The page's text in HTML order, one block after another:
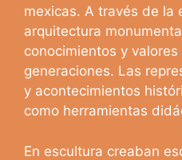
mexicas. A través de la
arquitectura
conocimientos y
generaciones. Las
y acontecimientos
como herramientas
En escultura creaban